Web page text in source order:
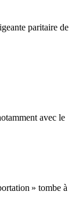
paritaire de
avec le
» tombe à